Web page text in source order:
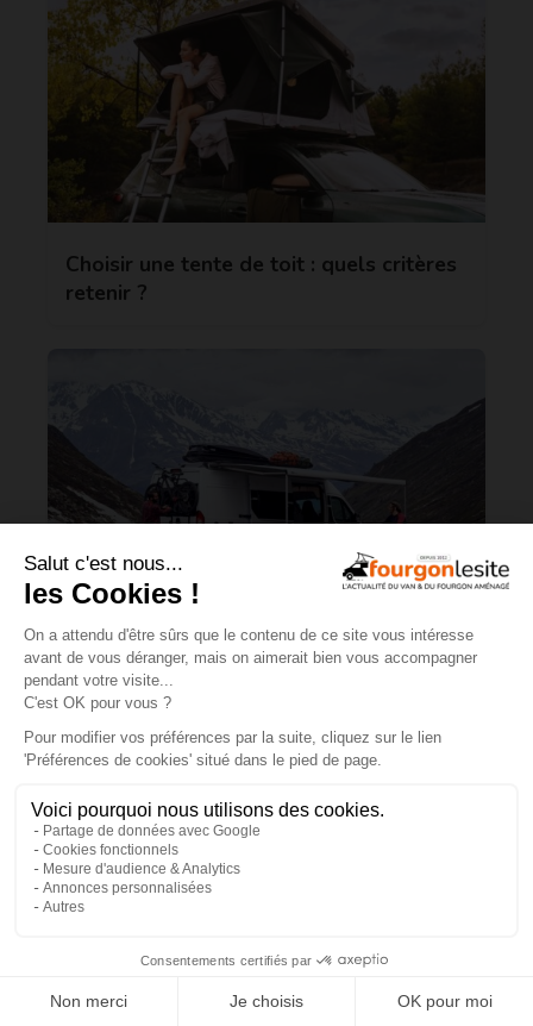
Choisir une tente de toit : quels critères
retenir ?
Charge utile en vans et fourgons
aménagés : ce qu’il faut savoir